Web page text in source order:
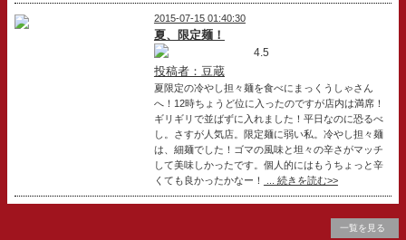
2015-07-15 01:40:30
夏、限定麺！
4.5
投稿者：豆蔵
夏限定の冷やし担々麺を食べにまっくうしゃさん
へ！12時ちょうど位に入ったのですが店内は満席！
ギリギリで並ばずに入れました！平日なのに恐るべ
し。さすが人気店。限定麺に弱い私。冷やし担々麺
は、細麺でした！ゴマの風味と坦々の辛さがマッチ
して美味しかったです。個人的にはもうちょっと辛
くても良かったかなー！
... 続きを読む>>
一覧を見る